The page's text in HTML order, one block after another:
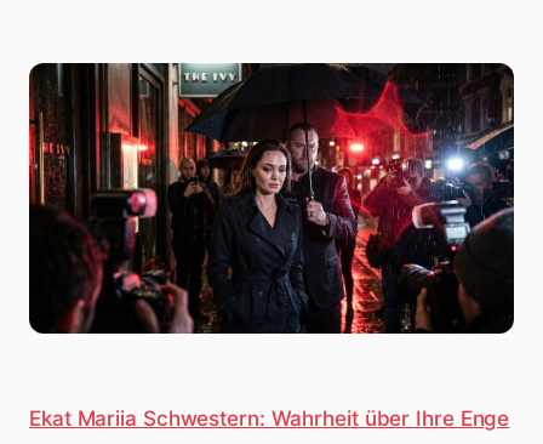
Ekat Mariia Schwestern: Wahrheit über Ihre Enge